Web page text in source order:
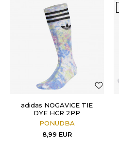
adidas NOGAVICE TIE
DYE HCR 2PP
PONUDBA
8,99 EUR